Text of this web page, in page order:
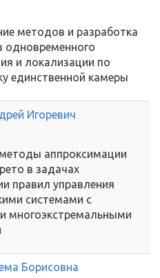
методов и разработка
одновременного
и локализации по
единственной камеры
Игоревич
аппроксимации
в задачах
правил управления
системами с
многоэкстремальными
Борисовна